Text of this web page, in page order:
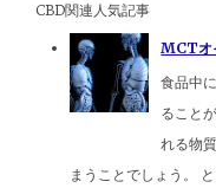
CBD関連人気記事
MCTオ
食品中
ること
れる物
まうことでしょう。